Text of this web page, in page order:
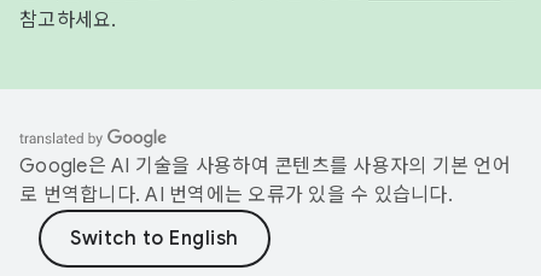
참고하세요.
Google은 AI 기술을 사용하여 콘텐츠를 사용자의 기본 언어
로 번역합니다. AI 번역에는 오류가 있을 수 있습니다.